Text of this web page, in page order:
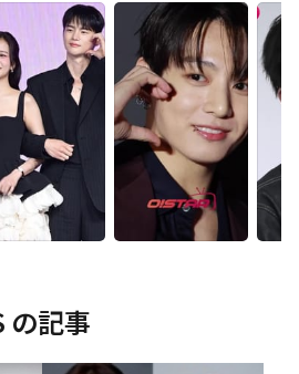
の記事